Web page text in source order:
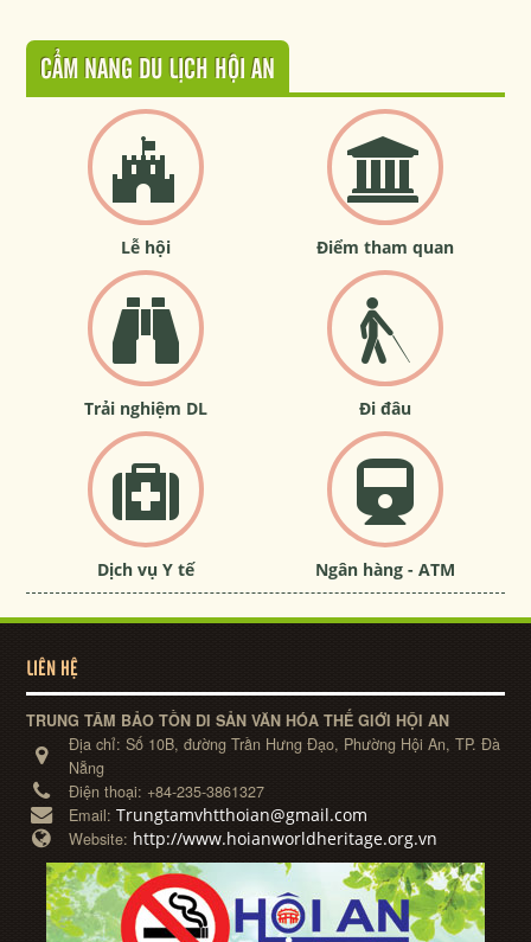
CẨM NANG DU LỊCH HỘI AN
Lễ hội Điểm tham quan
Trải nghiệm DL Đi đâu
Dịch vụ Y tế Ngân hàng - ATM
LIÊN HỆ
TRUNG TÂM BẢO TỒN DI SẢN VĂN HÓA THẾ GIỚI HỘI AN
Địa chỉ:Số 10B, đường Trần Hưng Đạo, Phường Hội An, TP. Đà
Nẵng
Điện thoại: +84-235-3861327
Email:Trungtamvhtthoian@gmail.com
Website: http://www.hoianworldheritage.org.vn